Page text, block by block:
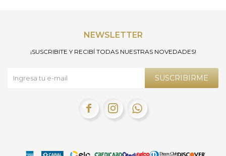
NEWSLETTER
¡SUSCRIBITE Y RECIBÍ TODAS NUESTRAS NOVEDADES!
SUSCRIBIRME
  